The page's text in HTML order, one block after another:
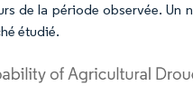
de la période observée.
étudié.